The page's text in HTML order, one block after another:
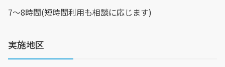
7〜8時間(短時間利用も相談に応じます)
実施地区